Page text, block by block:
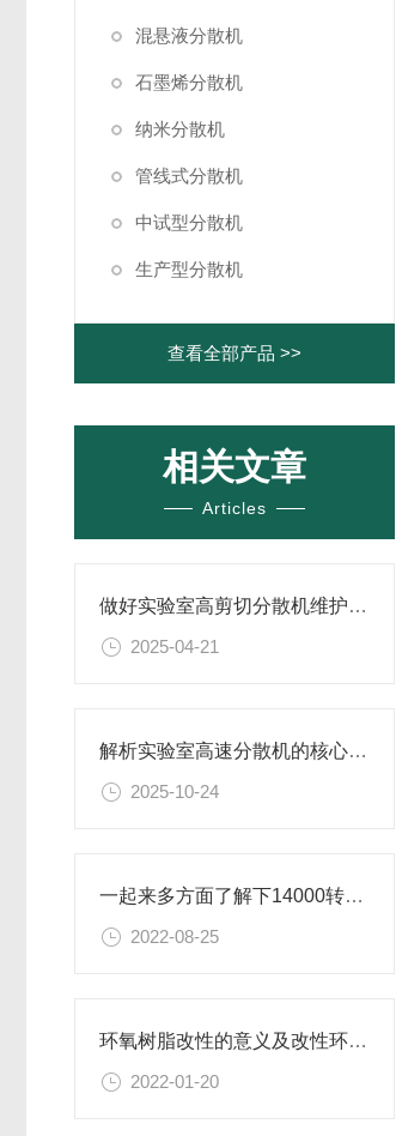
混悬液分散机
石墨烯分散机
纳米分散机
管线式分散机
中试型分散机
生产型分散机
查看全部产品 >>
相关文章
Articles
做好实验室高剪切分散机维护的实用小技巧，别错过！
2025-04-21
解析实验室高速分散机的核心构造及原理
2025-10-24
一起来多方面了解下14000转分散机是什么？
2022-08-25
环氧树脂改性的意义及改性环氧树脂研磨分散机的相关介绍
2022-01-20